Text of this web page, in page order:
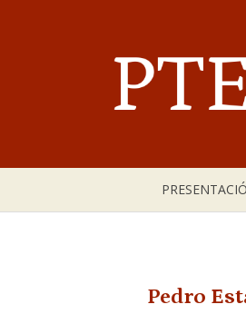
Pedro